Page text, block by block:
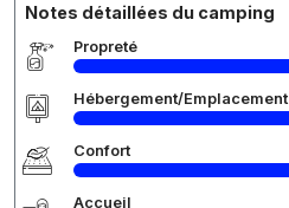
Notes détaillées du camping
Propreté
Hébergement/Emplacement
Confort
Accueil